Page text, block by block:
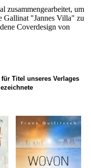
zusammengearbeitet, um
Gallinat "Jannes Villa" zu
Coverdesign von
Titel unseres Verlages